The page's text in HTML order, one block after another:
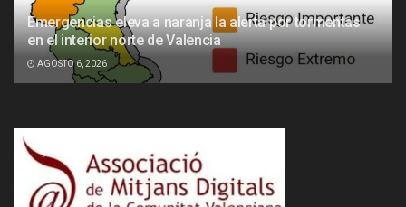
Emergencias eleva a naranja la alerta por tormentas
en el interior norte de Valencia
AGOSTO 6, 2026